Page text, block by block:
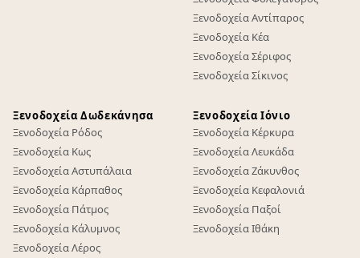
Ξενοδοχεία Αντίπαρος
Ξενοδοχεία Κέα
Ξενοδοχεία Σέριφος
Ξενοδοχεία Σίκινος
Ξενοδοχεία Δωδεκάνησα
Ξενοδοχεία Ρόδος
Ξενοδοχεία Κως
Ξενοδοχεία Αστυπάλαια
Ξενοδοχεία Κάρπαθος
Ξενοδοχεία Πάτμος
Ξενοδοχεία Κάλυμνος
Ξενοδοχεία Λέρος
Ξενοδοχεία Ιόνιο
Ξενοδοχεία Κέρκυρα
Ξενοδοχεία Λευκάδα
Ξενοδοχεία Ζάκυνθος
Ξενοδοχεία Κεφαλονιά
Ξενοδοχεία Παξοί
Ξενοδοχεία Ιθάκη